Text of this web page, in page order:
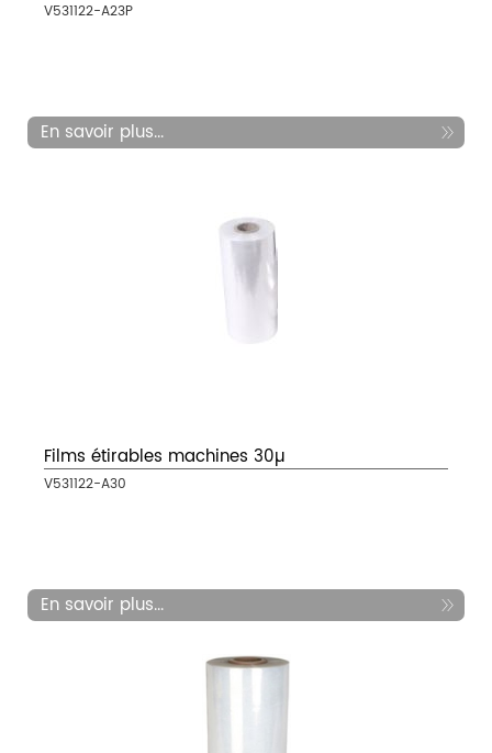
V531122-A23P
En savoir plus...
Films étirables machines 30µ
V531122-A30
En savoir plus...